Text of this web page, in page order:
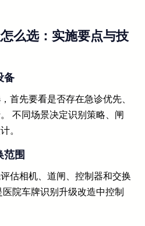
么选：实施要点与技
备
首先要看是否存在急诊优先、
不同场景决定识别策略、闸
。
范围
估相机、道闸、控制器和交换
院车牌识别升级改造中控制